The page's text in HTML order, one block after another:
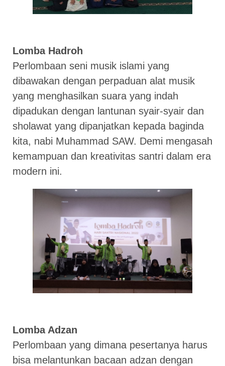
Lomba Hadroh
Perlombaan seni musik islami yang
dibawakan dengan perpaduan alat musik
yang menghasilkan suara yang indah
dipadukan dengan lantunan syair-syair dan
sholawat yang dipanjatkan kepada baginda
kita, nabi Muhammad SAW. Demi mengasah
kemampuan dan kreativitas santri dalam era
modern ini.
Lomba Adzan
Perlombaan yang dimana pesertanya harus
bisa melantunkan bacaan adzan dengan